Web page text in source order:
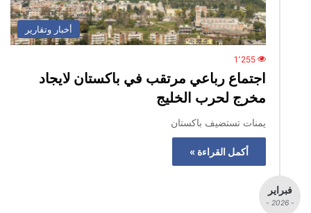
أخبار وتقارير
1٬255
اجتماع رباعي مرتقب في باكستان لايجاد
مخرج لحرب الخليج
يمنات تستضيف باكستان
أكمل القراءة »
فبراير
- 2026 -